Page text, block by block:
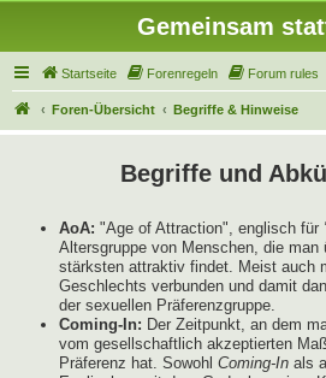
Gemeinsam
Startseite Forenregeln Forum rules
Foren-Übersicht Begriffe & Hinweise
Begriffe und
AoA: "Age of Attraction", englisch für
Altersgruppe von Menschen, die man
stärksten attraktiv findet. Meist auch
Geschlechts verbunden und damit
der sexuellen Präferenzgruppe.
Coming-In: Der Zeitpunkt, an dem
vom gesellschaftlich akzeptierten
Präferenz hat. Sowohl Coming-In als